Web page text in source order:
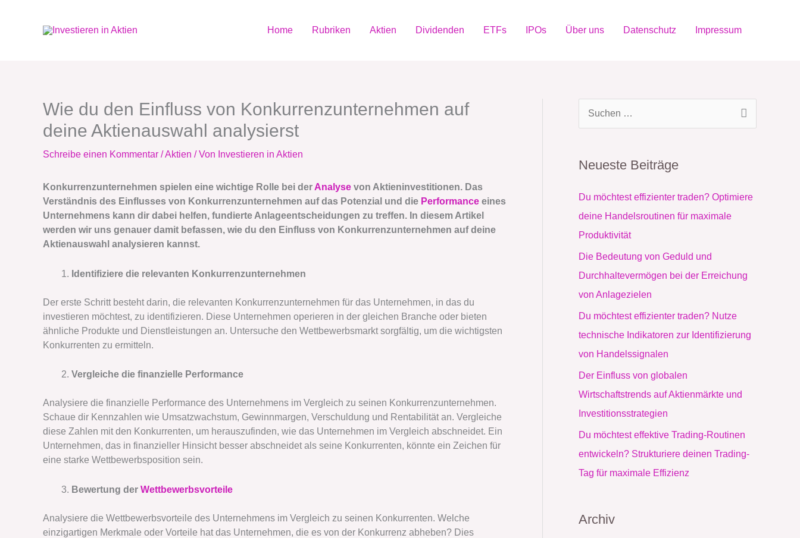
Home Rubriken Aktien Dividenden ETFs IPOs Über uns Datenschutz Impressum
Wie du den Einfluss von Konkurrenzunternehmen auf
deine Aktienauswahl analysierst
Schreibe einen Kommentar /Aktien / Von Investieren in Aktien
Konkurrenzunternehmen spielen eine wichtige Rolle bei der Analyse von Aktieninvestitionen. Das
Verständnis des Einflusses von Konkurrenzunternehmen auf das Potenzial und die Performance eines
Unternehmens kann dir dabei helfen, fundierte Anlageentscheidungen zu treffen. In diesem Artikel
werden wir uns genauer damit befassen, wie du den Einfluss von Konkurrenzunternehmen auf deine
Aktienauswahl analysieren kannst.
Identifiziere die relevanten Konkurrenzunternehmen
Der erste Schritt besteht darin, die relevanten Konkurrenzunternehmen für das Unternehmen, in das du
investieren möchtest, zu identifizieren. Diese Unternehmen operieren in der gleichen Branche oder bieten
ähnliche Produkte und Dienstleistungen an. Untersuche den Wettbewerbsmarkt sorgfältig, um die wichtigsten
Konkurrenten zu ermitteln.
Vergleiche die finanzielle Performance
Analysiere die finanzielle Performance des Unternehmens im Vergleich zu seinen Konkurrenzunternehmen.
Schaue dir Kennzahlen wie Umsatzwachstum, Gewinnmargen, Verschuldung und Rentabilität an. Vergleiche
diese Zahlen mit den Konkurrenten, um herauszufinden, wie das Unternehmen im Vergleich abschneidet. Ein
Unternehmen, das in finanzieller Hinsicht besser abschneidet als seine Konkurrenten, könnte ein Zeichen für
eine starke Wettbewerbsposition sein.
Bewertung der Wettbewerbsvorteile
Analysiere die Wettbewerbsvorteile des Unternehmens im Vergleich zu seinen Konkurrenten. Welche
einzigartigen Merkmale oder Vorteile hat das Unternehmen, die es von der Konkurrenz abheben? Dies
e
n
n
Neueste Beiträge
Du möchtest effizienter traden? Optimiere
deine Handelsroutinen für maximale
Produktivität
Die Bedeutung von Geduld und
Durchhaltevermögen bei der Erreichung
von Anlagezielen
Du möchtest effizienter traden? Nutze
technische Indikatoren zur Identifizierung
von Handelssignalen
Der Einfluss von globalen
Wirtschaftstrends auf Aktienmärkte und
Investitionsstrategien
Du möchtest effektive Trading-Routinen
entwickeln? Strukturiere deinen Trading-
Tag für maximale Effizienz
Archiv